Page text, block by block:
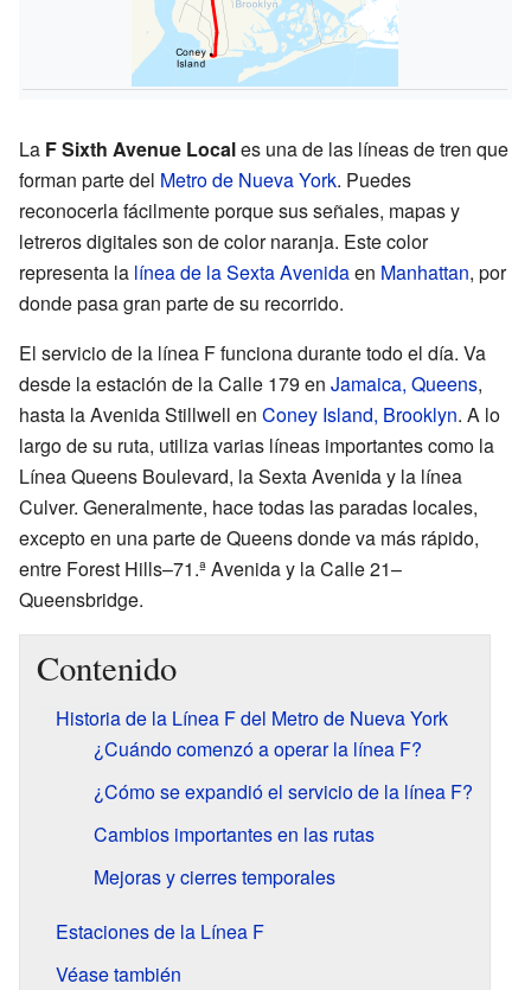
La F Sixth Avenue Locales una de las líneas de tren que
forman parte del Metro de Nueva York. Puedes
reconocerla fácilmente porque sus señales, mapas y
letreros digitales son de color naranja. Este color
representa la línea de la Sexta Avenidaen Manhattan, por
donde pasa gran parte de su recorrido.
El servicio de la línea F funciona durante todo el día. Va
desde la estación de la Calle 179 en Jamaica, Queens,
hasta la Avenida Stillwell en Coney Island, Brooklyn. A lo
largo de su ruta, utiliza varias líneas importantes como la
Línea Queens Boulevard, la Sexta Avenida y la línea
Culver. Generalmente, hace todas las paradas locales,
excepto en una parte de Queens donde va más rápido,
entre Forest Hills–71.ª Avenida y la Calle 21–
Queensbridge.
Contenido
Historia de la Línea F del Metro de Nueva York
¿Cuándo comenzó a operar la línea F?
¿Cómo se expandió el servicio de la línea F?
Cambios importantes en las rutas
Mejoras y cierres temporales
Estaciones de la Línea F
Véase también